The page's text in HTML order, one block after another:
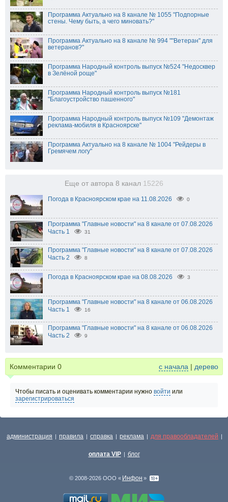
Программа Актуально на 8 канале № 1055 "Подпорные
стены. Чему быть, а чего миновать?"
Программа Актуально на 8 канале № 994 ""Ветеран" для
ветеранов?"
Программа Народный контроль выпуск №524 "Недосквер
в Зелёной роще"
Программа Народный контроль выпуск №181
"Благоустройство пашенного"
Программа Народный контроль выпуск №109 "Демонтаж
реклама-мобиля в Красноярске"
Программа Актуально на 8 канале № 1004 "Рейдеры в
Гремячем логу"
Еще от автора 8 канал 15226
Погода в Красноярском крае на 11.08.2026 0
Программа "Главные новости" на 8 канале от 07.08.2026
Часть 1
31
Программа "Главные новости" на 8 канале от 07.08.2026
Часть 2
8
Погода в Красноярском крае на 08.08.2026 3
Программа "Главные новости" на 8 канале от 06.08.2026
Часть 1
16
Программа "Главные новости" на 8 канале от 06.08.2026
Часть 2
9
Комментарии 0 с начала | дерево
Чтобы писать и оценивать комментарии нужно войти или
зарегистрироваться
администрация | правила | справка | реклама | для правообладателей |
оплата VIP | блог
© 2008-2026 ООО « Инфон »